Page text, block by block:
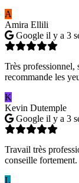
A
Amira Ellili
Google il y a 3
Très professionnel,
recommande les
K
Kevin Dutemple
Google il y a 3
Travail très
conseille fortement.
L